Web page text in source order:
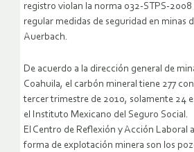
registro violan la norma 032-STPS-2008
regular medidas de seguridad en minas
Auerbach.
De acuerdo a la dirección general de
Coahuila, el carbón mineral tiene 277
tercer trimestre de 2010, solamente 24
el Instituto Mexicano del Seguro Social.
El Centro de Reflexión y Acción Laboral
forma de explotación minera son los